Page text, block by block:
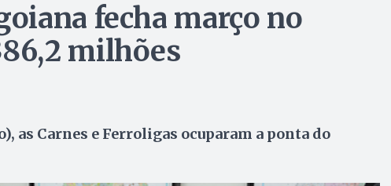
fecha março no
milhões
as Carnes e Ferroligas ocuparam a ponta do